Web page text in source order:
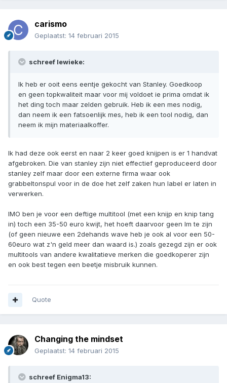
carismo
Geplaatst: 14 februari 2015
schreef lewieke:
Ik heb er ooit eens eentje gekocht van Stanley. Goedkoop
en geen topkwaliteit maar voor mij voldoet ie prima omdat ik
het ding toch maar zelden gebruik. Heb ik een mes nodig,
dan neem ik een fatsoenlijk mes, heb ik een tool nodig, dan
neem ik mijn materiaalkoffer.
Ik had deze ook eerst en naar 2 keer goed knijpen is er 1 handvat
afgebroken. Die van stanley zijn niet effectief geproduceerd door
stanley zelf maar door een externe firma waar ook
grabbeltonspul voor in de doe het zelf zaken hun label er laten in
verwerken.
IMO ben je voor een deftige multitool (met een knijp en knip tang
in) toch een 35-50 euro kwijt, het hoeft daarvoor geen lm te zijn
(of geen nieuwe een 2dehands wave heb je ook al voor een 50-
60euro wat z'n geld meer dan waard is.) zoals gezegd zijn er ook
multitools van andere kwalitatieve merken die goedkoperer zijn
en ook best tegen een beetje misbruik kunnen.
Quote
Changing the mindset
Geplaatst: 14 februari 2015
schreef Enigma13: